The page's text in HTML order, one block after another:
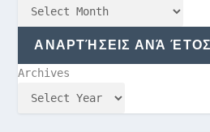
ΑΝΑΡΤΉΣΕΙΣ ΑΝΆ ΈΤΟΣ
Archives